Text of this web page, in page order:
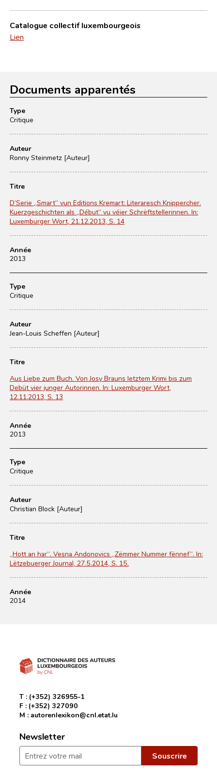
Catalogue collectif luxembourgeois
Lien
Documents apparentés
Type
Critique
Auteur
Ronny Steinmetz [Auteur]
Titre
D’Serie „Smart“ vun Editions Kremart: Literaresch Knippercher.
Kuerzgeschichten als „Début“ vu véier Schrëftstellerinnen. In:
Luxemburger Wort, 21.12.2013, S. 14
Année
2013
Type
Critique
Auteur
Jean-Louis Scheffen [Auteur]
Titre
Aus Liebe zum Buch. Von Josy Brauns letztem Krimi bis zum
Debüt vier junger Autorinnen. In: Luxemburger Wort,
12.11.2013, S. 13
Année
2013
Type
Critique
Auteur
Christian Block [Auteur]
Titre
„Hott an har“. Vesna Andonovics „Zëmmer Nummer fënnef“. In:
Lëtzebuerger Journal, 27.5.2014, S. 15.
Année
2014
T : (+352) 326955-1
F : (+352) 327090
M : autorenlexikon@cnl.etat.lu
Newsletter